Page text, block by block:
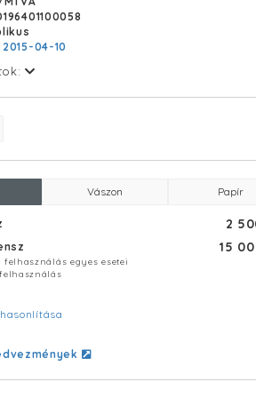
városától. 2008-ban elnyerte a
Díjat. 2010-ben Kiváló egyetem
kapott.
2015-04-10
Vászon Papír
2
15
felhasználás egyes esetei